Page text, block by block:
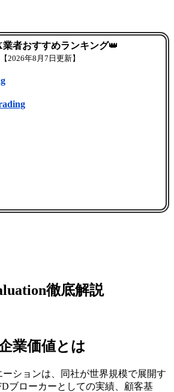
業者おすすめランキング👑
【2026年8月7日更新】
徹底解説
業価値とは
ーションは、同社が世界規模で展開す
ブローカーとしての実績、顧客基